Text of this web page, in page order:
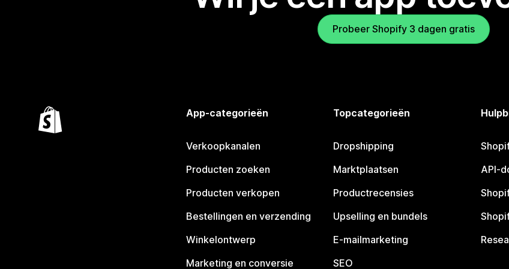
Probeer Shopify 3 dagen gratis
App-categorieën
Verkoopkanalen
Producten zoeken
Producten verkopen
Bestellingen en verzending
Winkelontwerp
Marketing en conversie
Topcategorieën
Dropshipping
Marktplaatsen
Productrecensies
Upselling en bundels
E-mailmarketing
SEO
API-